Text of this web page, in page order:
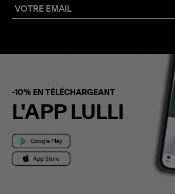
-10% EN TÉLÉCHARGEANT
L'APP LULLI